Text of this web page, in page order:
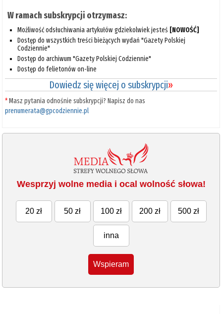
W ramach subskrypcji otrzymasz:
Możliwość odsłuchiwania artykułów gdziekolwiek jesteś [NOWOŚĆ]
Dostęp do wszystkich treści bieżących wydań "Gazety Polskiej
Codziennie"
Dostęp do archiwum "Gazety Polskiej Codziennie"
Dostęp do felietonów on-line
Dowiedz się więcej o subskrypcji»
*Masz pytania odnośnie subskrypcji? Napisz do nas
prenumerata@gpcodziennie.pl
Wesprzyj wolne media i ocal wolność słowa!
20 zł 50 zł 100 zł 200 zł 500 zł
inna
Wspieram